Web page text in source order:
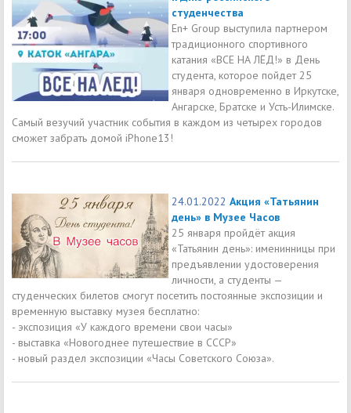
студенчества
En+ Group выступила партнером
традиционного спортивного
катания «ВСЕ НА ЛЁД!» в День
студента, которое пойдет 25
января одновременно в Иркутске,
Ангарске, Братске и Усть-Илимске.
Самый везучий участник события в каждом из четырех городов
сможет забрать домой iPhone13!
24.01.2022 Акция «Татьянин
день» в Музее Часов
25 января пройдёт акция
«Татьянин день»: именинницы при
предъявлении удостоверения
личности, а студенты —
студенческих билетов смогут посетить постоянные экспозиции и
временную выставку музея бесплатно:
- экспозиция «У каждого времени свои часы»
- выставка «Новогоднее путешествие в СССР»
- новый раздел экспозиции «Часы Советского Союза».